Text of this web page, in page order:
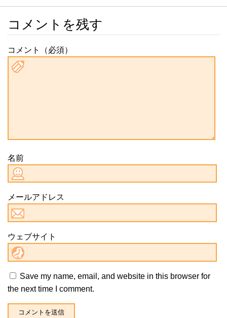
コメントを残す
コメント（必須）
名前
メールアドレス
ウェブサイト
Save my name, email, and website in this browser for
the next time I comment.